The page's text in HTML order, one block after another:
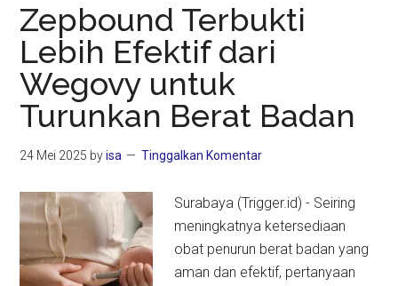
dan
Zepbound Terbukti
Lebih Efektif dari
Wegovy untuk
Turunkan Berat Badan
24 Mei 2025 byisa Tinggalkan Komentar
Surabaya (Trigger.id) - Seiring
meningkatnya ketersediaan
obat penurun berat badan yang
aman dan efektif, pertanyaan